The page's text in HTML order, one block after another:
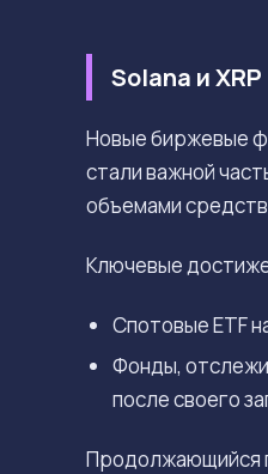
Solana и
Новые биржевые
стали важной
объемами
Ключевые
Спотовые ETF
Фонды,
после своего
Продолжающийся